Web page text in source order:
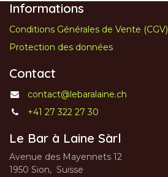
Informations
Conditions Générales de Vente (CGV)
Protection des données
Contact
contact@lebaralaine.ch
+41 27 322 27 30
Le Bar à Laine Sàrl
Avenue des Mayennets 12
1950 Sion, Suisse